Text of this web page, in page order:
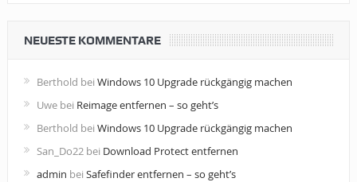
NEUESTE KOMMENTARE
Berthold bei Windows 10 Upgrade rückgängig machen
Uwebei Reimage entfernen – so geht’s
Berthold bei Windows 10 Upgrade rückgängig machen
San_Do22bei Download Protect entfernen
admin bei Safefinder entfernen – so geht’s